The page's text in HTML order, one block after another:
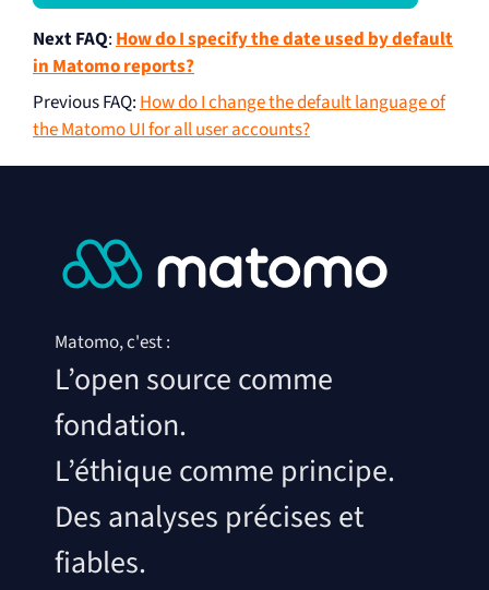
Next FAQ:How do I specify the date used by default
in Matomo reports?
Previous FAQ:How do I change the default language of
the Matomo UI for all user accounts?
Matomo, c'est :
L’open source comme
fondation.
L’éthique comme principe.
Des analyses précises et
fiables.